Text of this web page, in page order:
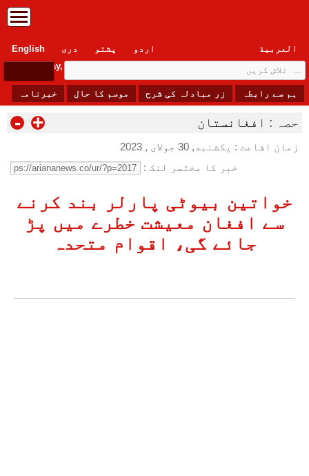
English دری پشتو العربیة
اردو
Wednesday, 5 August , 2026
ہم سے رابطہ زر مبادلہ کی شرح موسم کا حال خبرنامہ
حصہ : افغانستان - +
زمان اشاعت : یکشنبه, 30 جولای , 2023
خبر کا مختصر لنک :
خواتین بیوٹی پارلر بند کرنے
سے افغان معیشت خطرے میں پڑ
جائے گی، اقوام متحدہ